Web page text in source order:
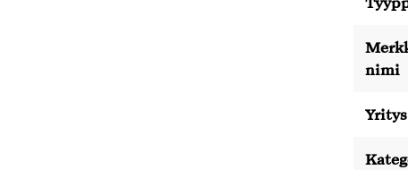
nimi
Yritys